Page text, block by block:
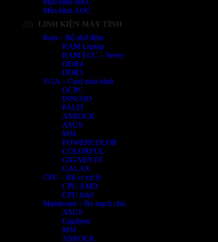
Màn hình HKC
Màn hình AOC
LINH KIỆN MÁY TÍNH
Ram – Bộ nhớ đệm
RAM Laptop
RAM ECC – Sever
DDR4
DDR5
VGA – Card màn hình
OCPC
INNO3D
PALIT
ASROCK
ASUS
MSI
POWERCOLOR
COLORFUL
GIGABYTE
GALAX
CPU – Bộ vi xử lý
CPU AMD
CPU Intel
Mainboard – Bo mạch chủ
ASUS
Gigabyte
MSI
ASROCK